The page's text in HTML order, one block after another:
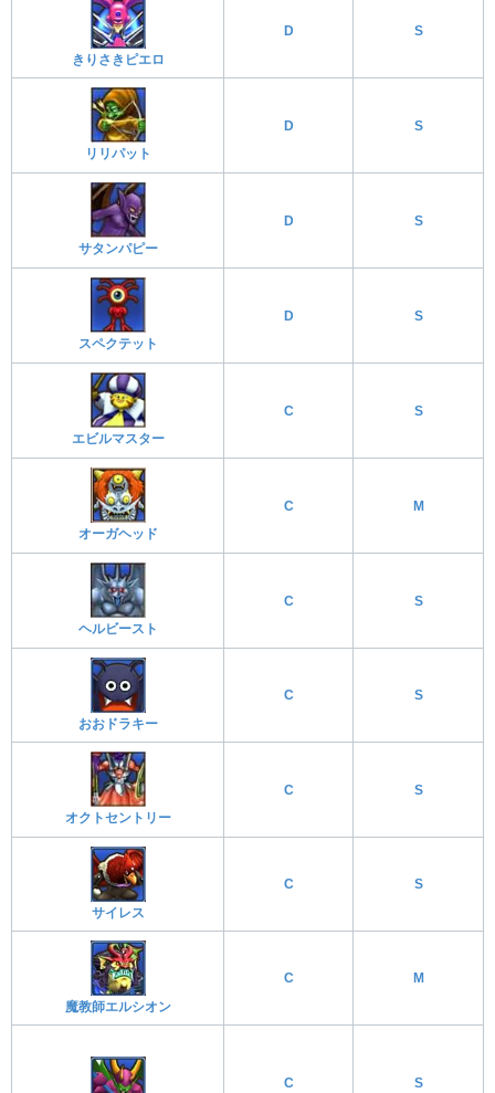
きりさきピエロ
D S
リリパット
D S
サタンパピー
D S
スペクテット
D S
エビルマスター
C S
オーガヘッド
C M
ヘルビースト
C S
おおドラキー
C S
オクトセントリー
C S
サイレス
C S
魔教師エルシオン
C M
C S